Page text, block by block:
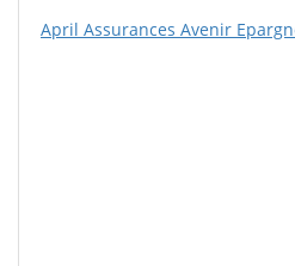
April Assurances Avenir